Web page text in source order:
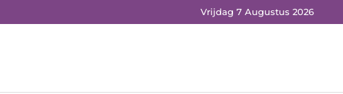
Vrijdag 7 Augustus 2026